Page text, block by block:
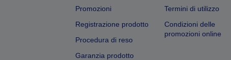
Promozioni
Registrazione prodotto
Procedura di reso
Garanzia prodotto
Termini di utilizzo
Condizioni delle
promozioni online